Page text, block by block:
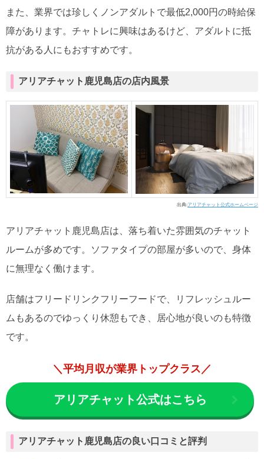
また、業界では珍しくノンアダルトで最低2,000円の時給保
障があります。チャトレに興味はあるけど、アダルトに抵
抗がある人にもおすすめです。
アリアチャット鹿児島店の店内風景
出典:アリアチャット公式ホームページ
アリアチャット鹿児島店は、落ち着いた雰囲気のチャット
ルームが多めです。ソファタイプの部屋が多いので、身体
に無理なく働けます。
店舗はフリードリンクフリーフードで、リフレッシュルー
ムもあるのでゆっくり休憩もでき、居心地が良いのも特徴
です。
＼平均月収が業界トップクラス／
アリアチャット公式はこちら
アリアチャット鹿児島店の良い口コミと評判